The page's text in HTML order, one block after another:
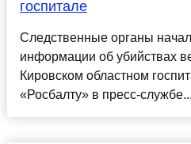
госпитале
Следственные органы
информации об убийствах
Кировском областном
«Росбалту» в пресс-